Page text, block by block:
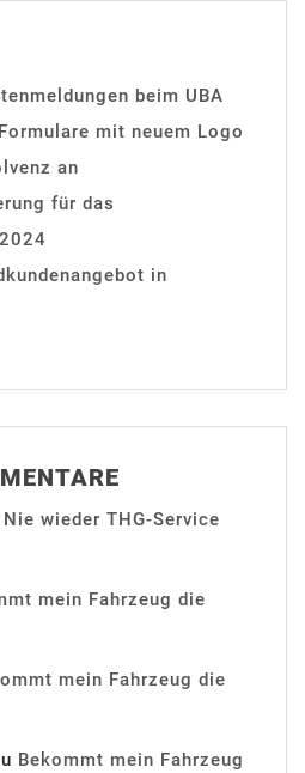
beim UBA
mit neuem Logo
an
für das
in
Nie wieder THG-Service
mein Fahrzeug die
mein Fahrzeug die
Bekommt mein Fahrzeug